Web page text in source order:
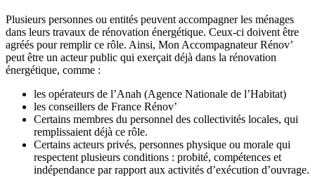
Plusieurs personnes ou entités peuvent accompagner les ménages
dans leurs travaux de rénovation énergétique. Ceux-ci doivent être
agréés pour remplir ce rôle. Ainsi, Mon Accompagnateur Rénov’
peut être un acteur public qui exerçait déjà dans la rénovation
énergétique, comme :
les opérateurs de l’Anah (Agence Nationale de l’Habitat)
les conseillers de France Rénov’
Certains membres du personnel des collectivités locales, qui
remplissaient déjà ce rôle.
Certains acteurs privés, personnes physique ou morale qui
respectent plusieurs conditions : probité, compétences et
indépendance par rapport aux activités d’exécution d’ouvrage.